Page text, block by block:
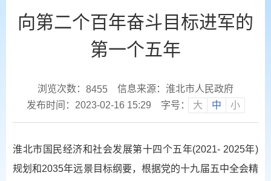
向第二个百年奋斗目标进军的
第一个五年
浏览次数： 8455
信息来源：淮北市人民政府
发布时间：2023-02-16 15:29
字号： 大 中 小
淮北市国民经济和社会发展第十四个五年(2021- 2025年)
规划和2035年远景目标纲要，根据党的十九届五中全会精